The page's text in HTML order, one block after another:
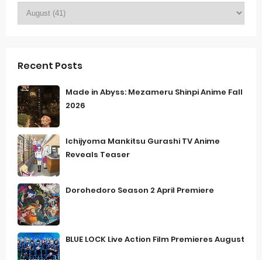
Recent Posts
Made in Abyss: Mezameru Shinpi Anime Fall
2026
Ichijyoma Mankitsu Gurashi TV Anime
Reveals Teaser
Dorohedoro Season 2 April Premiere
BLUE LOCK Live Action Film Premieres August